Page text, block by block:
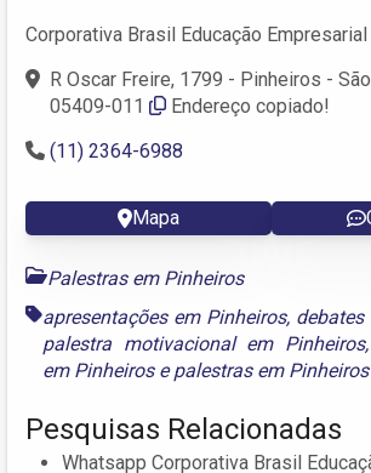
Corporativa Brasil Educação Empresarial
R Oscar Freire, 1799 - Pinheiros -
05409-011
Endereço copiado!
(11) 2364-6988
Mapa
Palestras em Pinheiros
apresentações em Pinheiros, debates
palestra motivacional em Pinheiros,
em Pinheirosepalestras em Pinheiros
Pesquisas Relacionadas
Whatsapp Corporativa Brasil